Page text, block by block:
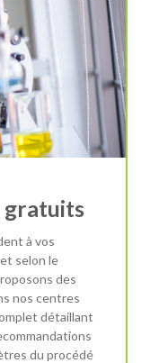
gratuits
à vos
selon le
des
nos centres
détaillant
du procédé